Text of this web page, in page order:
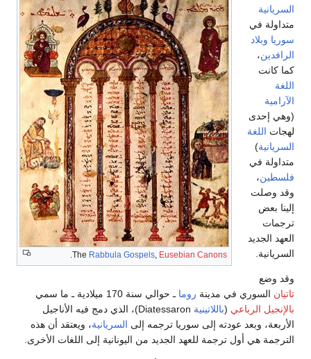
The Rabbula Gospels, Eusebian Canons
.
السريانية
متداولة في
سوريا وبلاد
الرافدين،
كما كانت
اللغة
الآرامية
(وهي إحدى
لهجات اللغة
السريانية)
متداولة في
فلسطين،
وقد وصلت
إلينا بعض
ترجمات
العهد الجديد
السريانية.
وقد وضع
تاتيان السوري في مدينة روما ـ حوالي سنة 170 ميلادية ـ ما سمي
بالإنجيل الرباعي (باللاتينية
Diatessaron)، الذي دمج فيه الأناجيل
الأربعة، وبعد عودته إلى سوريا ترجمه إلى السريانية، ويعتقد أن هذه
الترجمة هي أول ترجمة للعهد الجديد من اليونانية إلى اللغات الأخرى.